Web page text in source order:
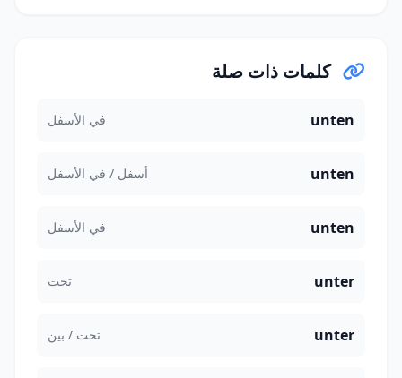
كلمات ذات صلة
unten في الأسفل
unten أسفل / في الأسفل
unten في الأسفل
unter تحت
unter تحت / بين